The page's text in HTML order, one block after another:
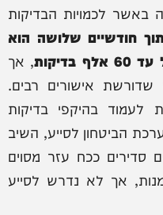
באשר לכמויות הבדיקות
תוך חודשיים שלושה הוא
, אך
שדורשת אישורים רבים.
בהיקפי בדיקות
הביטחון לסייע, השיב
סדירים ככח עזר מסוים
אך לא נדרש לסייע